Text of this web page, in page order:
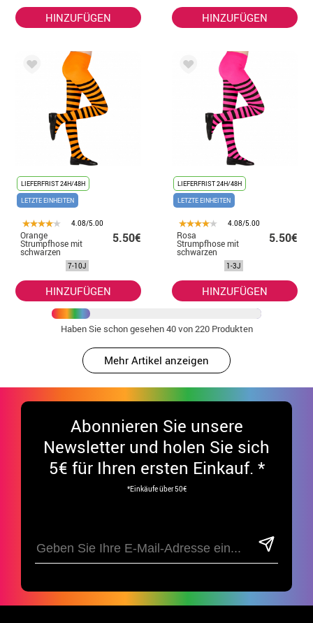
HINZUFÜGEN HINZUFÜGEN
LIEFERFRIST 24H/48H
LETZTE EINHEITEN
4.08/5.00
Orange
Strumpfhose mit
schwarzen
5.50€
7-10J
HINZUFÜGEN
LIEFERFRIST 24H/48H
LETZTE EINHEITEN
4.08/5.00
Rosa
Strumpfhose mit
schwarzen
5.50€
1-3J
HINZUFÜGEN
Haben Sie schon gesehen40von 220 Produkten
Mehr Artikel anzeigen
Abonnieren Sie unsere
Newsletter und holen Sie sich
5€ für Ihren ersten Einkauf. *
*Einkäufe über 50€